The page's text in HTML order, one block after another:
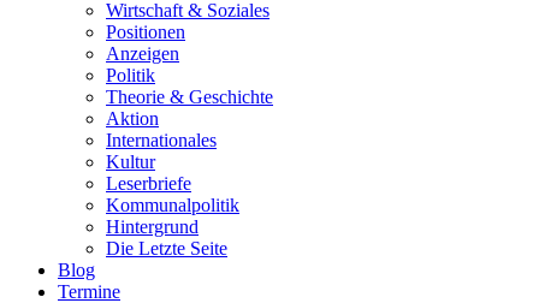
Wirtschaft & Soziales
Positionen
Anzeigen
Politik
Theorie & Geschichte
Aktion
Internationales
Kultur
Leserbriefe
Kommunalpolitik
Hintergrund
Die Letzte Seite
Blog
Termine